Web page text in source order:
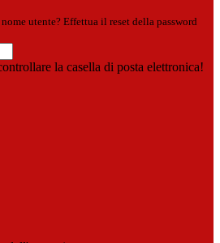
utente? Effettua il reset della password
la casella di posta elettronica!